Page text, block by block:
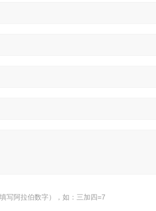
写阿拉伯数字），如：三加四=7